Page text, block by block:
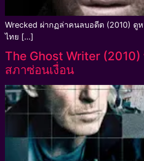
Wrecked ผ่ากฏล่าคนลบอดีต (2010) ดู
ไทย […]
The Ghost Writer
สภาซ่อนเงื่อน